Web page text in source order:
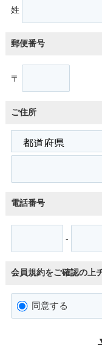
姓
郵便番号
〒
ご住所
電話番号
-
会員規約をご確認の上
同意する